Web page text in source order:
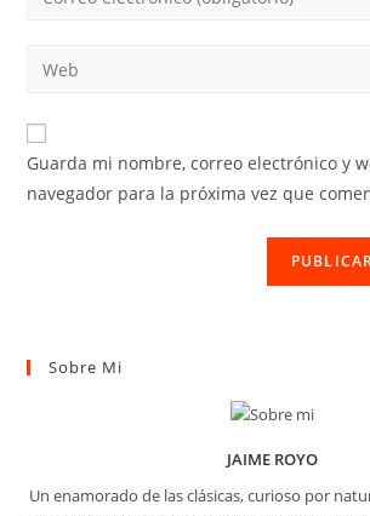
de
para
comentar
de
electrónico
para
comentar
Introduce
URL
de
Guarda mi nombre, correo electrónico y
navegador para la próxima vez que
Sobre Mi
JAIME ROYO
Un enamorado de las clásicas, curioso por